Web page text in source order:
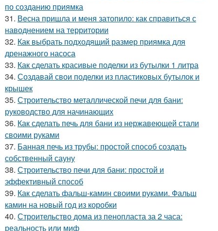
по созданию приямка
31. Весна пришла и меня затопило: как справиться с
наводнением на территории
32. Как выбрать подходящий размер приямка для
дренажного насоса
33. Как сделать красивые поделки из бутылки 1 литра
34. Создавай свои поделки из пластиковых бутылок и
крышек
35. Строительство металлической печи для бани:
руководство для начинающих
36. Как сделать печь для бани из нержавеющей стали
своими руками
37. Банная печь из трубы: простой способ создать
собственный сауну
38. Строительство печи для бани: простой и
эффективный способ
39. Как сделать фальш-камин своими руками. Фальш
камин на новый год из коробки
40. Строительство дома из пенопласта за 2 часа:
реальность или миф